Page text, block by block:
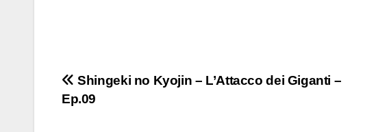
Navigazione
articoli
Shingeki no Kyojin – L’Attacco dei Giganti –
Ep.09